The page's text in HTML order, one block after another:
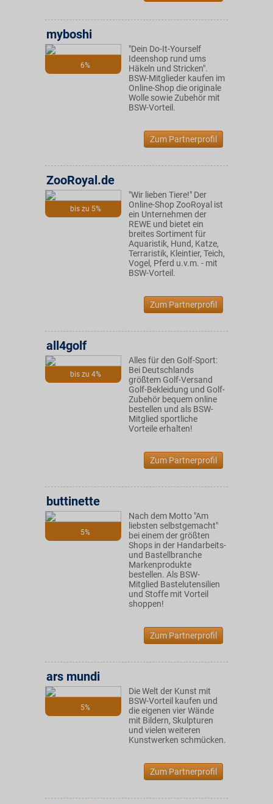
6%
myboshi
"Dein Do-It-Yourself
Ideenshop rund ums
Häkeln und Stricken".
BSW-Mitglieder kaufen im
Online-Shop die originale
Wolle sowie Zubehör mit
BSW-Vorteil.
Zum Partnerprofil
bis zu 5%
ZooRoyal.de
"Wir lieben Tiere!" Der
Online-Shop ZooRoyal ist
ein Unternehmen der
REWE und bietet ein
breites Sortiment für
Aquaristik, Hund, Katze,
Terraristik, Kleintier, Teich,
Vogel, Pferd u.v.m. - mit
BSW-Vorteil.
Zum Partnerprofil
bis zu 4%
all4golf
Alles für den Golf-Sport:
Bei Deutschlands
größtem Golf-Versand
Golf-Bekleidung und Golf-
Zubehör bequem online
bestellen und als BSW-
Mitglied sportliche
Vorteile erhalten!
Zum Partnerprofil
5%
buttinette
Nach dem Motto "Am
liebsten selbstgemacht"
bei einem der größten
Shops in der Handarbeits-
und Bastellbranche
Markenprodukte
bestellen. Als BSW-
Mitglied Bastelutensilien
und Stoffe mit Vorteil
shoppen!
Zum Partnerprofil
5%
ars mundi
Die Welt der Kunst mit
BSW-Vorteil kaufen und
die eigenen vier Wände
mit Bildern, Skulpturen
und vielen weiteren
Kunstwerken schmücken.
Zum Partnerprofil